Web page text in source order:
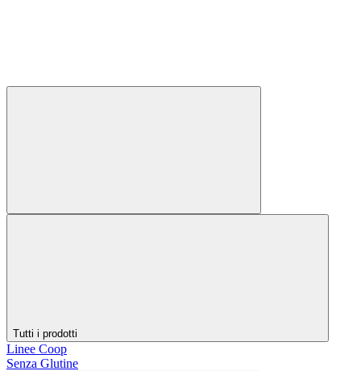
Tutti i prodotti
Linee Coop
Senza Glutine